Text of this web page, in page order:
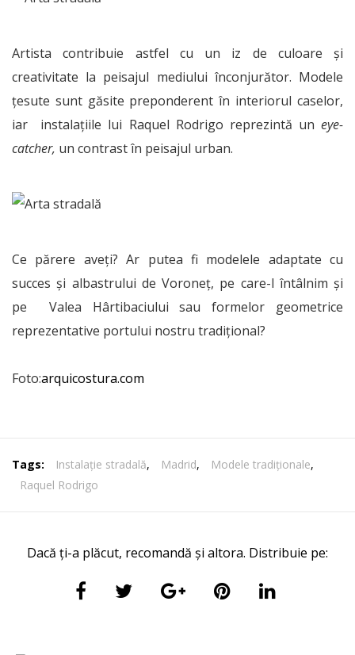
Artista contribuie astfel cu un iz de culoare și
creativitate la peisajul mediului înconjurător. Modele
țesute sunt găsite preponderent în interiorul caselor,
iar instalațiile lui Raquel Rodrigo reprezintă un eye-
catcher, un contrast în peisajul urban.
Ce părere aveți? Ar putea fi modelele adaptate cu
succes și albastrului de Voroneţ, pe care-l întâlnim și
pe Valea Hârtibaciului sau formelor geometrice
reprezentative portului nostru tradițional?
Foto:arquicostura.com
Tags: Instalație stradală, Madrid, Modele tradiționale,
Raquel Rodrigo
Dacă ți-a plăcut, recomandă și altora. Distribuie pe: